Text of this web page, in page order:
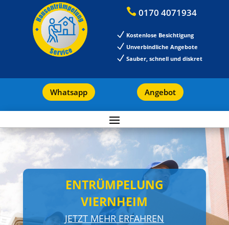
 0170 4071934
N Kostenlose Besichtigung
N Unverbindliche Angebote
N Sauber, schnell und diskret
Whatsapp Angebot
ENTRÜMPELUNG
VIERNHEIM
JETZT MEHR ERFAHREN